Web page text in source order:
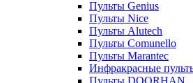
Пульты Genius
Пульты Nice
Пульты Alutech
Пульты Сomunello
Пульты Marantec
Инфракрасные
Пульты DOORHAN